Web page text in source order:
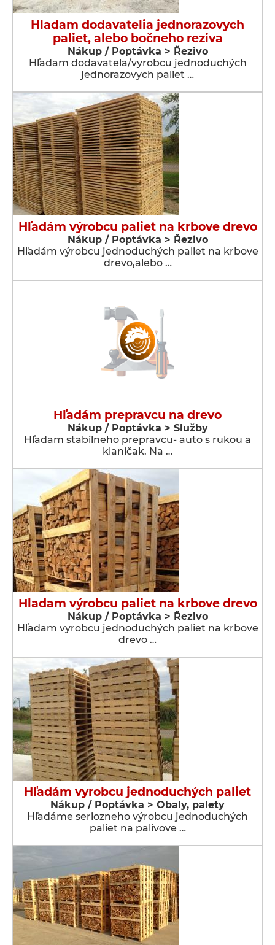
Hladam dodavatelia jednorazovych
paliet, alebo bočneho reziva
Nákup / Poptávka > Řezivo
Hľadam dodavatela/vyrobcu jednoduchých
jednorazovych paliet …
Hľadám výrobcu paliet na krbove drevo
Nákup / Poptávka > Řezivo
Hľadám výrobcu jednoduchých paliet na krbove
drevo,alebo …
Hľadám prepravcu na drevo
Nákup / Poptávka > Služby
Hľadam stabilneho prepravcu- auto s rukou a
klaničak. Na …
Hladam výrobcu paliet na krbove drevo
Nákup / Poptávka > Řezivo
Hľadam vyrobcu jednoduchých paliet na krbove
drevo …
Hľadám vyrobcu jednoduchých paliet
Nákup / Poptávka > Obaly, palety
Hľadáme seriozneho výrobcu jednoduchých
paliet na palivove …